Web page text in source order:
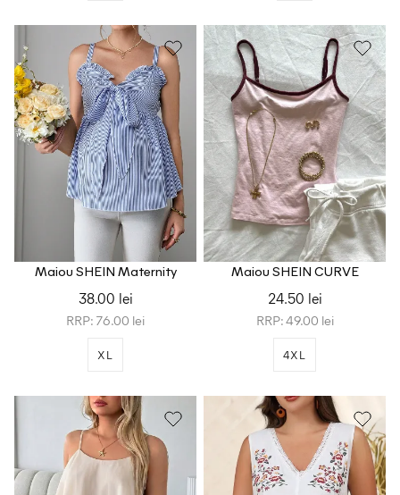
Maiou SHEIN Maternity
38.00 lei
RRP: 76.00 lei
XL
Maiou SHEIN CURVE
24.50 lei
RRP: 49.00 lei
4XL